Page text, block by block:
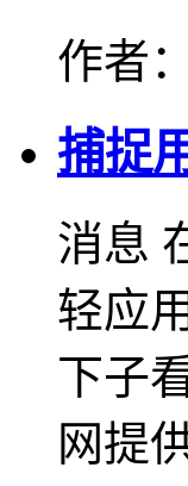
作者
捕捉
消息
轻应
下子
网提